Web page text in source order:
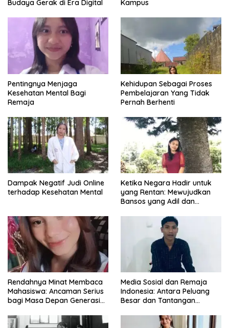
Budaya Gerak di Era Digital
Kampus
Pentingnya Menjaga
Kesehatan Mental Bagi
Remaja
Kehidupan Sebagai Proses
Pembelajaran Yang Tidak
Pernah Berhenti
Dampak Negatif Judi Online
terhadap Kesehatan Mental
Ketika Negara Hadir untuk
yang Rentan: Mewujudkan
Bansos yang Adil dan
Rendahnya Minat Membaca
Mahasiswa: Ancaman Serius
bagi Masa Depan Generasi
Media Sosial dan Remaja
Indonesia: Antara Peluang
Besar dan Tantangan